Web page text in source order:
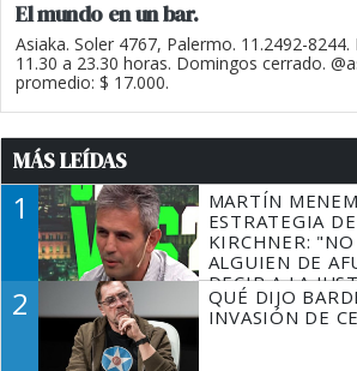
El mundo en un bar.
Asiaka. Soler 4767, Palermo. 11.2492-
11.30 a 23.30 horas. Domingos cerrado.
promedio: $ 17.000.
MÁS LEÍDAS
1
MARTÍN
ESTRATEGIA
KIRCHNER:
ALGUIEN DE
DECIR A LA
TIENE QUE
2
QUÉ DIJO
INVASIÓN DE